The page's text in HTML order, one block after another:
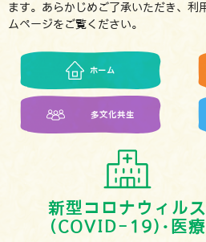
ます。あらかじめご了承いただき、利
ムページをご覧ください。
ホーム
多文化共生
新型コロナウィルス
(COVID-19)･医療